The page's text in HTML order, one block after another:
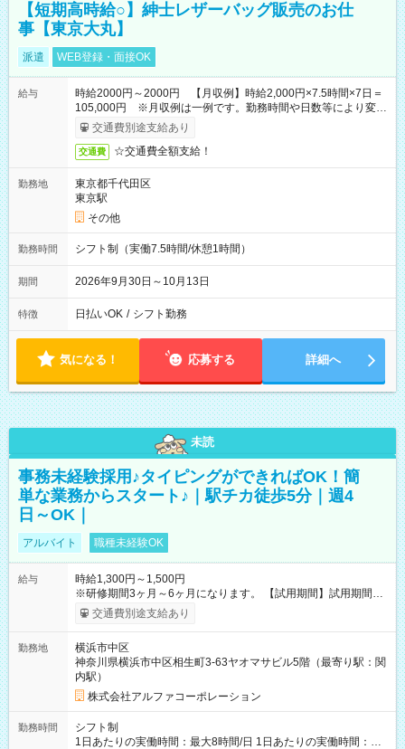
【短期高時給○】紳士レザーバッグ販売のお仕
事【東京大丸】
派遣 WEB登録・面接OK
給与
時給2000円～2000円 【月収例】時給2,000円×7.5時間×7日＝
105,000円 ※月収例は一例です。勤務時間や日数等により変動
いたします。
交通費別途支給あり
交通費 ☆交通費全額支給！
勤務地
東京都千代田区
東京駅
その他
勤務時間 シフト制（実働7.5時間/休憩1時間）
期間 2026年9月30日～10月13日
特徴 日払いOK / シフト勤務
気になる！ 応募する 詳細へ
未読
事務未経験採用♪タイピングができればOK！簡
単な業務からスタート♪｜駅チカ徒歩5分｜週4
日～OK｜
アルバイト 職種未経験OK
給与
時給1,300円～1,500円
※研修期間3ヶ月～6ヶ月になります。 【試用期間】試用期間あ
り 試用期間の長さ：1ヶ月 雇用形態、給与は本採用時と同じで
す。
交通費別途支給あり
勤務地
横浜市中区
神奈川県横浜市中区相生町3-63ヤオマサビル5階（最寄り駅：関
内駅）
株式会社アルファコーポレーション
勤務時間
シフト制
1日あたりの実働時間：最大8時間/日 1日あたりの実働時間：